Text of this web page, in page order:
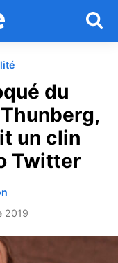
du
un clin
Twitter
2019